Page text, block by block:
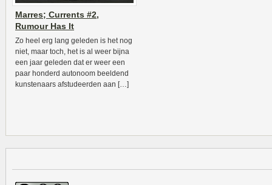
Marres; Currents #2,
Rumour Has It
Zo heel erg lang geleden is het nog
niet, maar toch, het is al weer bijna
een jaar geleden dat er weer een
paar honderd autonoom beeldend
kunstenaars afstudeerden aan […]